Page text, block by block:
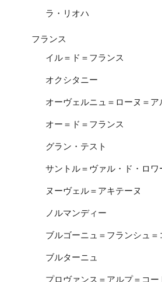
ラ・リオハ
フランス
イル＝ド＝フランス
オクシタニー
オーヴェルニュ＝ローヌ＝ア
オー＝ド＝フランス
グラン・テスト
サントル＝ヴァル・ド・ロワ
ヌーヴェル＝アキテーヌ
ノルマンディー
ブルゴーニュ＝フランシュ＝
ブルターニュ
プロヴァンス＝アルプ＝コ